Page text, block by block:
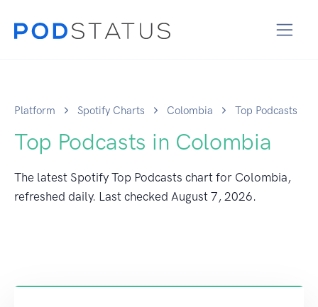
Platform Spotify Charts Colombia Top Podcasts
Top Podcasts in Colombia
The latest Spotify Top Podcasts chart for Colombia,
refreshed daily. Last checked August 7, 2026.